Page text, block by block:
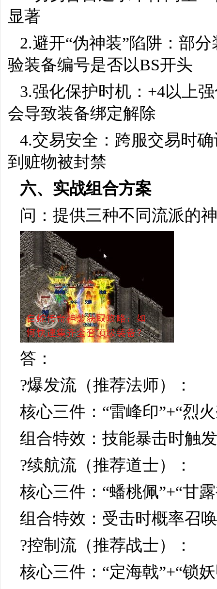
显著
2.避开“伪神装”陷阱：部
验装备编号是否以BS开头
3.强化保护时机：+4以上
会导致装备绑定解除
4.交易安全：跨服交易时
到赃物被封禁
六、实战组合方案
问：提供三种不同流派的
答：
?爆发流（推荐法师）：
核心三件：“雷峰印”+“烈
组合特效：技能暴击时触
?续航流（推荐道士）：
核心三件：“蟠桃佩”+“甘
组合特效：受击时概率召
?控制流（推荐战士）：
核心三件：“定海戟”+“锁